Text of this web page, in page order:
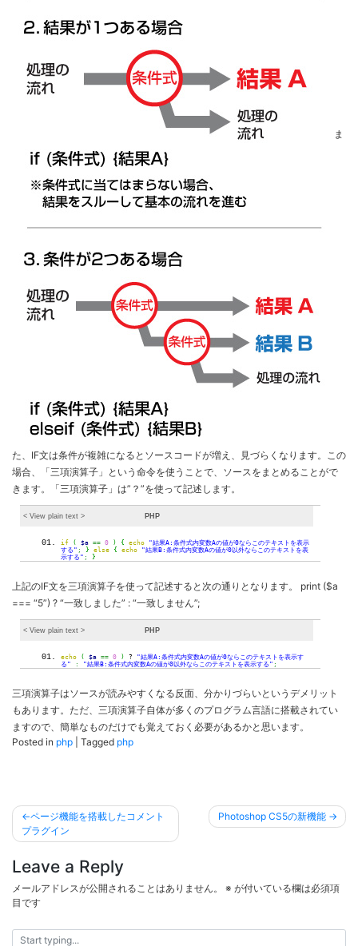
ま
た、IF文は条件が複雑になるとソースコードが増え、見づらくなります。この
場合、「三項演算子」という命令を使うことで、ソースをまとめることがで
きます。「三項演算子」は”？”を使って記述します。
< View plain text > PHP
if ( $a == 0 ) { echo
"結果A:条件式内変数Aの値が0ならこのテキストを表示
する" ; } else { echo
"結果B:条件式内変数Aの値が0以外ならこのテキストを表
示する" ; }
上記のIF文を三項演算子を使って記述すると次の通りとなります。 print ($a
=== “5”) ? “一致しました” : “一致しません”;
< View plain text > PHP
echo ( $a == 0 ) ?
"結果A:条件式内変数Aの値が0ならこのテキストを表示す
る"
: "結果B:条件式内変数Aの値が0以外ならこのテキストを表示する" ;
三項演算子はソースが読みやすくなる反面、分かりづらいというデメリット
もあります。ただ、三項演算子自体が多くのプログラム言語に搭載されてい
ますので、簡単なものだけでも覚えておく必要があるかと思います。
Posted in php Tagged php
投
稿
ナ
ビ
ゲ
ー
シ
ページ機能を搭載したコメント
プラグイン
Photoshop CS5の新機能
Leave a Reply
メールアドレスが公開されることはありません。 ※ が付いている欄は必須項
目です